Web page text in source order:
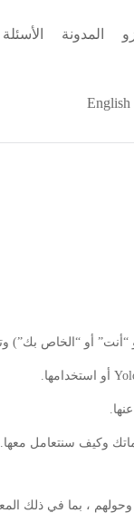
المدونة
English
وكيف سنتعامل معها.